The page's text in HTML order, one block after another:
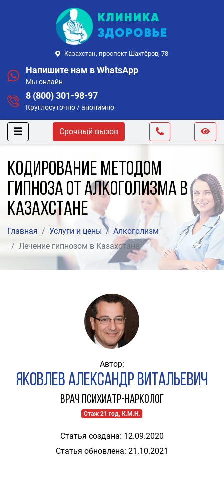
Казахстан, проспект Шахтёров, 78
Напишите нам в WhatsApp
Мы онлайн
8 (800) 301-98-97
Круглосуточно / анонимно
Срочный вызов
Кодирование методом
гипноза от алкоголизма в
Казахстане
Главная Услуги и цены
Алкоголизм
Лечение гипнозом в Казахстане
Автор:
Яковлев Александр Витальевич
Врач психиатр-нарколог
Стаж 21 год, К.М.Н.
Статья создана: 12.09.2020
Статья обновлена: 21.10.2021